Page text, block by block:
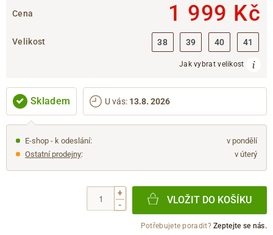
Cena 1 999 Kč
Velikost 38 39 40 41
Jak vybrat velikost
Skladem U vás: 13.8. 2026
E-shop - k odeslání:
v pondělí
Ostatní prodejny: v úterý
+
-
VLOŽIT DO KOŠÍKU
Potřebujete poradit?Zeptejte se nás.